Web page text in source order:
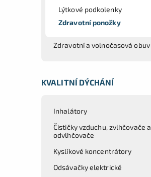
Lýtkové podkolenky
Zdravotní ponožky
Zdravotní a volnočasová obuv
KVALITNÍ DÝCHÁNÍ
Inhalátory
Čističky vzduchu, zvlhčovače a
odvlhčovače
Kyslíkové koncentrátory
Odsávačky elektrické